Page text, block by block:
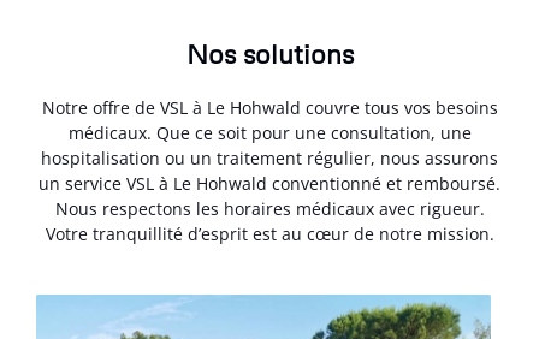
Nos solutions
Notre offre de VSL à Le Hohwald couvre tous vos besoins
médicaux. Que ce soit pour une consultation, une
hospitalisation ou un traitement régulier, nous assurons
un service VSL à Le Hohwald conventionné et remboursé.
Nous respectons les horaires médicaux avec rigueur.
Votre tranquillité d’esprit est au cœur de notre mission.